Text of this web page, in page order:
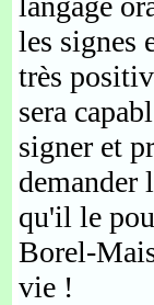
les signes
très
sera
signer et
demander
qu'il le
Borel-
vie !